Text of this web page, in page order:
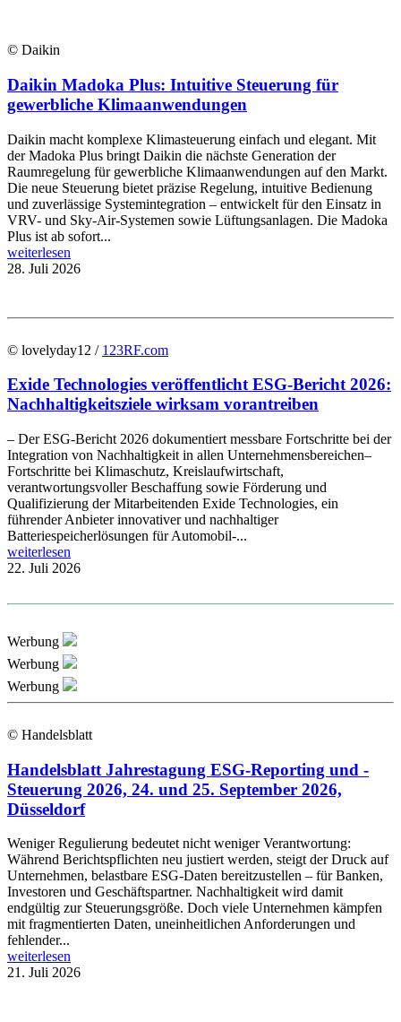
© Daikin
Daikin Madoka Plus: Intuitive Steuerung für
gewerbliche Klimaanwendungen
Daikin macht komplexe Klimasteuerung einfach und elegant. Mit
der Madoka Plus bringt Daikin die nächste Generation der
Raumregelung für gewerbliche Klimaanwendungen auf den Markt.
Die neue Steuerung bietet präzise Regelung, intuitive Bedienung
und zuverlässige Systemintegration – entwickelt für den Einsatz in
VRV- und Sky-Air-Systemen sowie Lüftungsanlagen. Die Madoka
Plus ist ab sofort...
weiterlesen
28. Juli 2026
© lovelyday12 / 123RF.com
Exide Technologies veröffentlicht ESG-Bericht 2026:
Nachhaltigkeitsziele wirksam vorantreiben
– Der ESG-Bericht 2026 dokumentiert messbare Fortschritte bei der
Integration von Nachhaltigkeit in allen Unternehmensbereichen–
Fortschritte bei Klimaschutz, Kreislaufwirtschaft,
verantwortungsvoller Beschaffung sowie Förderung und
Qualifizierung der Mitarbeitenden Exide Technologies, ein
führender Anbieter innovativer und nachhaltiger
Batteriespeicherlösungen für Automobil-...
weiterlesen
22. Juli 2026
Werbung
Werbung
Werbung
© Handelsblatt
Handelsblatt Jahrestagung ESG-Reporting und -
Steuerung 2026, 24. und 25. September 2026,
Düsseldorf
Weniger Regulierung bedeutet nicht weniger Verantwortung:
Während Berichtspflichten neu justiert werden, steigt der Druck auf
Unternehmen, belastbare ESG-Daten bereitzustellen – für Banken,
Investoren und Geschäftspartner. Nachhaltigkeit wird damit
endgültig zur Steuerungsgröße. Doch viele Unternehmen kämpfen
mit fragmentierten Daten, uneinheitlichen Anforderungen und
fehlender...
weiterlesen
21. Juli 2026